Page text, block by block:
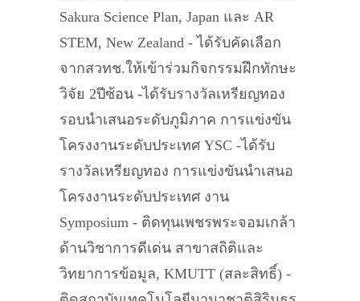
Sakura Science Plan, Japan และ AR
STEM, New Zealand - ได้รับคัดเลือก
จากสวทช.ให้เข้าร่วมกิจกรรมฝึกทักษะ
วิจัย 2ปีซ้อน -ได้รับรางวัลเหรียญทอง
รอบนำเสนอระดับภูมิภาค การแข่งขัน
โครงงานระดับประเทศ YSC -ได้รับ
รางวัลเหรียญทอง การแข่งขันนำเสนอ
โครงงานระดับประเทศ งาน
Symposium - ติดทุนเพชรพระจอมเกล้า
ด้านวิชาการดีเด่น สาขาสถิติและ
วิทยาการข้อมูล, KMUTT (สละสิทธิ์) -